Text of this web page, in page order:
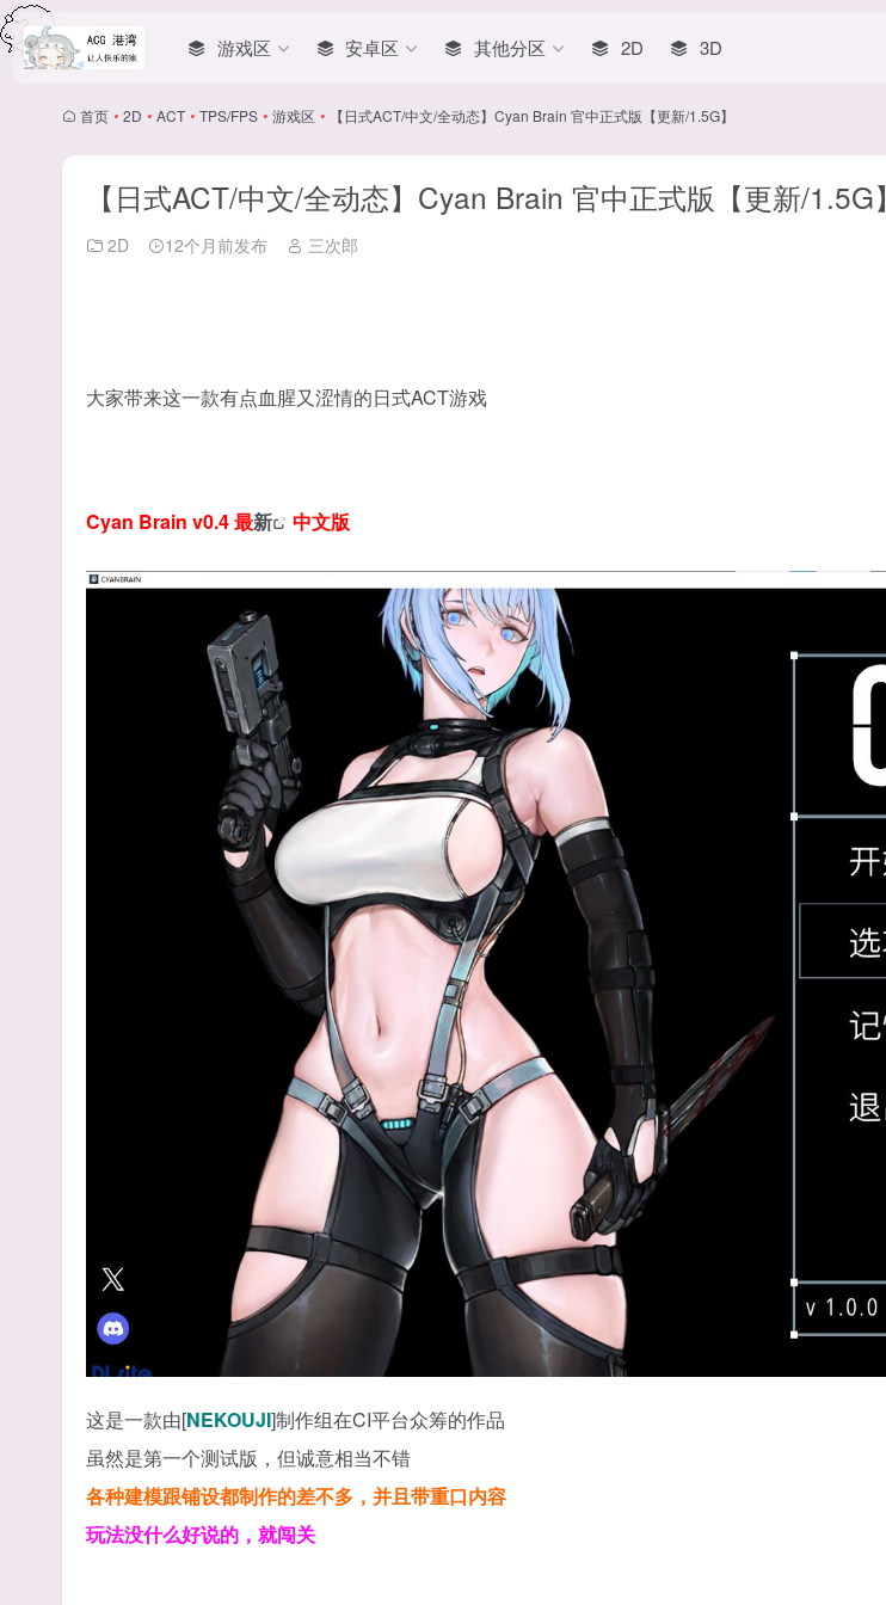
游戏区 安卓区 其他分区 2D 3D
首页 • 2D • ACT • TPS/FPS • 游戏区 • 【日式ACT/中文/全动态】Cyan Brain 官中正式版【更新/1.5G】
【日式ACT/中文/全动态】Cyan Brain 官中正式版【更新/1.5G】
2D 12个月前发布 三次郎
大家带来这一款有点血腥又涩情的日式ACT游戏
Cyan Brain v0.4 最新 中文版
这是一款由[NEKOUJI]制作组在CI平台众筹的作品
虽然是第一个测试版，但诚意相当不错
各种建模跟铺设都制作的差不多，并且带重口内容
玩法没什么好说的，就闯关